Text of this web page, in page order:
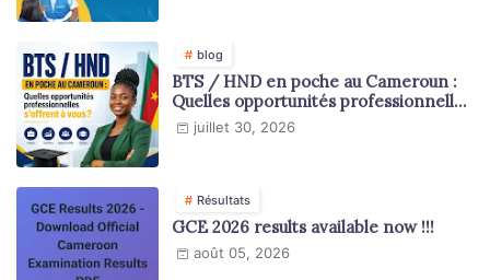
blog
BTS / HND en poche au Cameroun :
Quelles opportunités professionnelles
s'offrent à vous ?
juillet 30, 2026
Résultats
GCE 2026 results available now !!!
août 05, 2026